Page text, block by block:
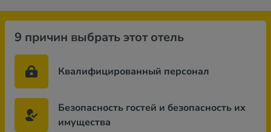
9 причин выбрать этот отель
Квалифицированный персонал
Безопасность гостей и безопасность их
имущества